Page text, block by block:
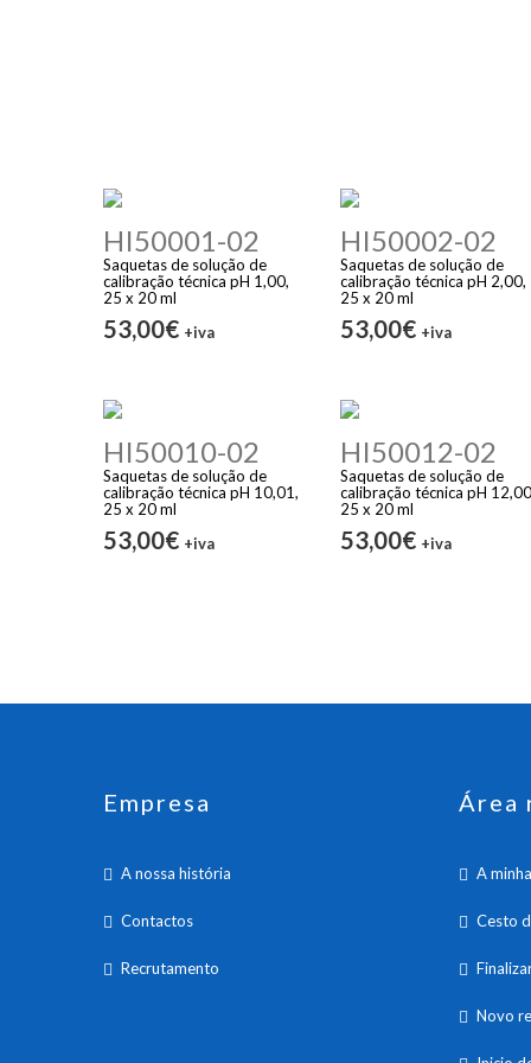
HI50001-02
Saquetas de solução de
calibração técnica pH 1,00,
25 x 20 ml
53,00€ +iva
HI50002-02
Saquetas de solução de
calibração técnica pH 2,00,
25 x 20 ml
53,00€ +iva
HI50010-02
Saquetas de solução de
calibração técnica pH 10,01,
25 x 20 ml
53,00€ +iva
HI50012-02
Saquetas de solução de
calibração técnica pH
25 x 20 ml
53,00€ +iva
Empresa
A nossa história
Contactos
Recrutamento
Área
A
Cesto
Novo